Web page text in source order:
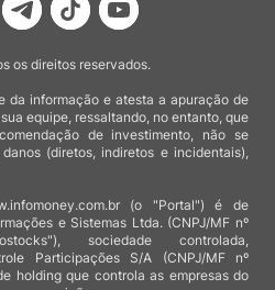
os direitos reservados.
da informação e atesta a apuração de
equipe, ressaltando, no entanto, que
de investimento, não se
(diretos, indiretos e incidentais),
(o "Portal") é de
e Sistemas Ltda. (CNPJ/MF nº
sociedade controlada,
Participações S/A (CNPJ/MF nº
holding que controla as empresas do